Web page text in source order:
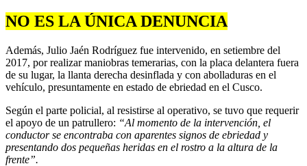
NO ES LA ÚNICA DENUNCIA
Además, Julio Jaén Rodríguez fue intervenido, en setiembre del
2017, por realizar maniobras temerarias, con la placa delantera fuera
de su lugar, la llanta derecha desinflada y con abolladuras en el
vehículo, presuntamente en estado de ebriedad en el Cusco.
Según el parte policial, al resistirse al operativo, se tuvo que requerir
el apoyo de un patrullero: “Al momento de la intervención, el
conductor se encontraba con aparentes signos de ebriedad y
presentando dos pequeñas heridas en el rostro a la altura de la
frente”.